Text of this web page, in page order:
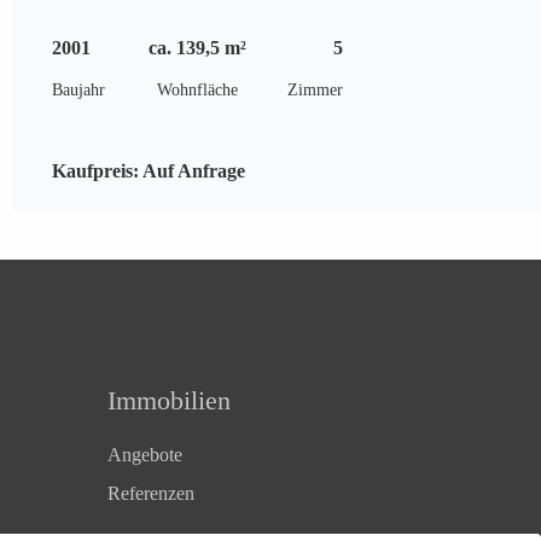
2001
Baujahr
ca. 139,5 m²
Wohnfläche
5
Zimmer
Kaufpreis: Auf Anfrage
Immobilien
Angebote
Referenzen